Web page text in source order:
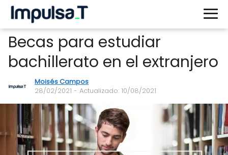
Becas para estudiar
bachillerato en el extranjero
Moisés Campos
28/02/2021 - Actualizado: 10/08/2021